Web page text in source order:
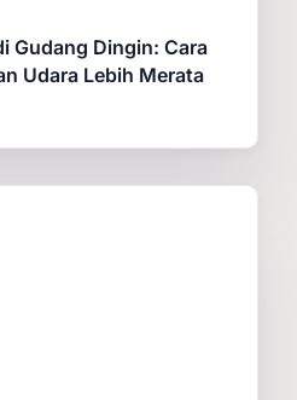
Gudang Dingin: Cara
Udara Lebih Merata